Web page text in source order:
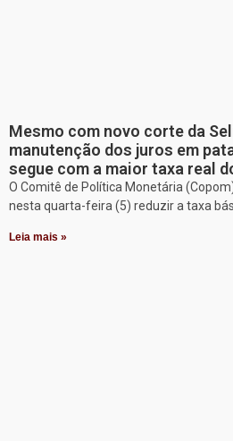
Mesmo com novo corte da
manutenção dos juros em
segue com a maior taxa real
O Comitê de Política Monetária
nesta quarta-feira (5) reduzir a taxa
Leia mais »